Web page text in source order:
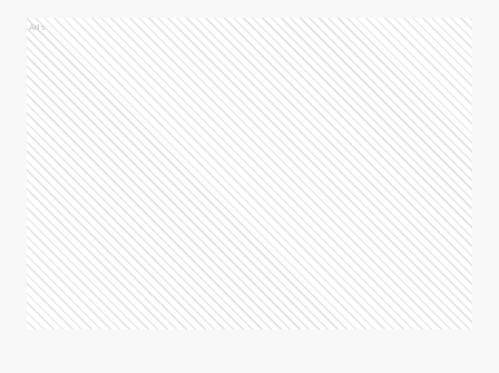
Ads